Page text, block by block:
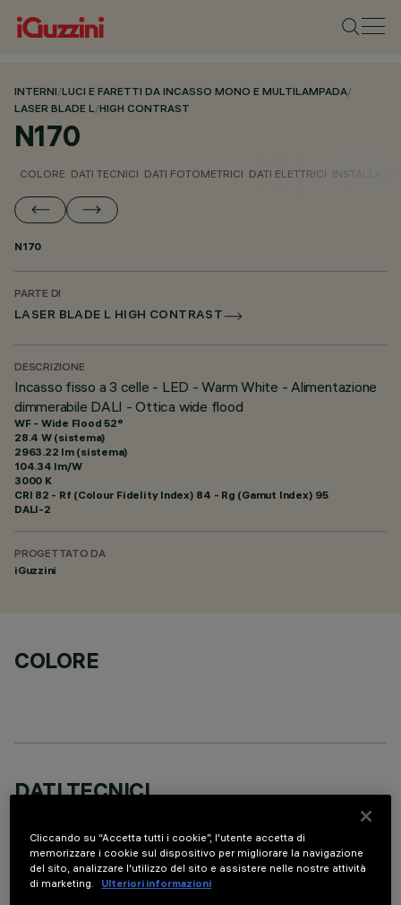
INTERNI/LUCI E FARETTI DA INCASSO MONO E MULTILAMPADA/
LASER BLADE L/HIGH CONTRAST
N170
COLORE DATI TECNICI DATI FOTOMETRICI DATI ELETTRICI
N170
PARTE DI
LASER BLADE L HIGH CONTRAST
DESCRIZIONE
Incasso fisso a 3 celle - LED - Warm White - Alimentazione
dimmerabile DALI - Ottica wide flood
WF - Wide Flood 52°
28.4 W (sistema)
2963.22 lm (sistema)
104.34 lm/W
3000 K
CRI 82 - Rf (Colour Fidelity Index) 84 - Rg (Gamut Index) 95
DALI-2
PROGETTATO DA
iGuzzini
COLORE
DATI TECNICI
DESCRIZIONE
Cliccando su “Accetta tutti i cookie”, l'utente accetta di
memorizzare i cookie sul dispositivo per migliorare la navigazione
del sito, analizzare l'utilizzo del sito e assistere nelle nostre attività
di marketing.
Ulteriori informazioni